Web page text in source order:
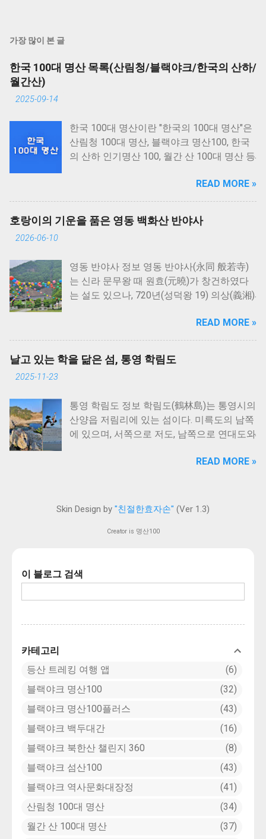
이 블로그 검색
카테고리
등산 트레킹 여행 앱
6
블랙야크 명산100
32
블랙야크 명산100플러스
43
블랙야크 백두대간
16
블랙야크 북한산 챌린지 360
8
블랙야크 섬산100
43
블랙야크 역사문화대장정
41
산림청 100대 명산
34
월간 산 100대 명산
37
가장 많이 본 글
한국 100대 명산 목록(산림청/블랙야크/한국의 산하/
월간산)
2025-09-14
한국 100대 명산이란 "한국의 100대 명산"은
산림청 100대 명산, 블랙야크 명산100, 한국
의 산하 인기명산 100, 월간 산 100대 명산 등
컬어 부르는 이름인데요. 각 기관에서 선정한
100대 명산은 기관별로 중복된 명산을 제외
하고 한국의 100대 명산으로 총 149개가 선
정되었습니다.
READ MORE »
호랑이의 기운을 품은 영동 백화산 반야사
2026-06-10
영동 반야사 정보 영동 반야사(永同 般若寺)
는 신라 문무왕 때 원효(元曉)가 창건하였다
는 설도 있으나, 720년(성덕왕 19) 의상(義湘)
하였다는 것이 정설로 되어 있다. 그 뒤 수차
례의 중수를 거쳐서 1464년(세조 10)세조의
허락을 얻어 크게 중창하였다.세조는 속리산
복천사(福泉寺)에 들러 9일 동안의 법회를 끝
수동자(文殊童子)가 세조에게 따라오라 하면
서 절 뒤쪽 계곡인 망경대(望景臺) 영천(靈泉)
으로 인도하여 목욕할 것을 권하였다. 동자는
가 따른다.”는 말을 남기고 사자를 타고 사라
도 보관되어 있다. 이 절의 이름을 반야사라
다는 신앙 때문이며, 문수의 반야를 상징하여
이 흘러내려 사찰 옆 산기슭에 자연적으로 만
READ MORE »
날고 있는 학을 닮은 섬, 통영 학림도
2025-11-23
통영 학림도 정보 학림도(鶴林島)는 통영시의
산양읍 저림리에 있는 섬이다. 미륵도의 남쪽
에 있으며, 서쪽으로 저도, 남쪽으로 연대도와
처럼 휜 모양을 하고 있어 천연의 방파제 역
(鳥島)는 춘원면의 남쪽 바다 가운데 있다.”라
도리로 적고 있다. 『조선지도』(고성),
남쪽에 인접한 연대도와 합쳐 조도연대(鳥島
과 백로와 왜가리가 서식하여 유래되었다는
READ MORE »
Skin Design by "친절한효자손" (Ver 1.3)
Creator is 명산100